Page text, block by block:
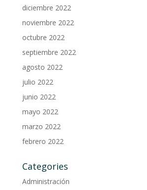
diciembre 2022
noviembre 2022
octubre 2022
septiembre 2022
agosto 2022
julio 2022
junio 2022
mayo 2022
marzo 2022
febrero 2022
Categories
Administración